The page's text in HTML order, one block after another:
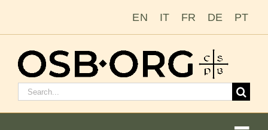
EN IT FR DE PT
Buscar: